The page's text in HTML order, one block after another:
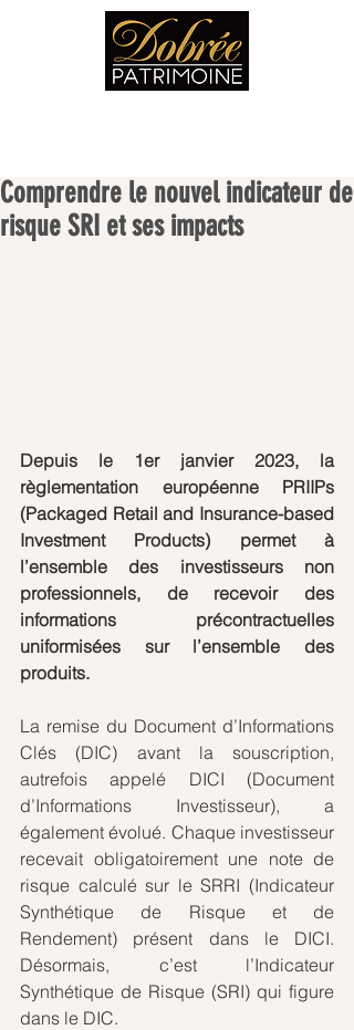
Comprendre le nouvel indicateur de
risque SRI et ses impacts
Depuis le 1er janvier 2023, la
règlementation européenne PRIIPs
(Packaged Retail and Insurance-based
Investment Products) permet à
l’ensemble des investisseurs non
professionnels, de recevoir des
informations précontractuelles
uniformisées sur l’ensemble des
produits.
La remise du Document d’Informations
Clés (DIC) avant la souscription,
autrefois appelé DICI (Document
d’Informations Investisseur), a
également évolué. Chaque investisseur
recevait obligatoirement une note de
risque calculé sur le SRRI (Indicateur
Synthétique de Risque et de
Rendement) présent dans le DICI.
Désormais, c’est l’Indicateur
Synthétique de Risque (SRI) qui figure
dans le DIC.